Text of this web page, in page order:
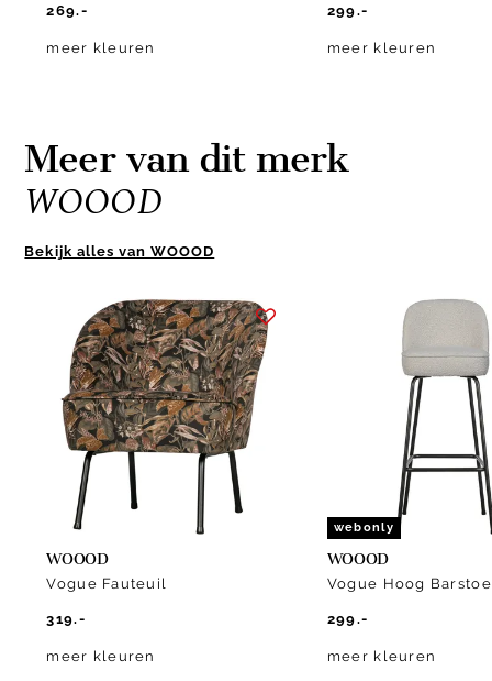
269.-
meer kleuren
299.-
meer kleuren
Meer van dit merk
WOOOD
Bekijk alles van WOOOD
WOOOD
Vogue Fauteuil
319.-
meer kleuren
webonly
WOOOD
Vogue Hoog
299.-
meer kleuren